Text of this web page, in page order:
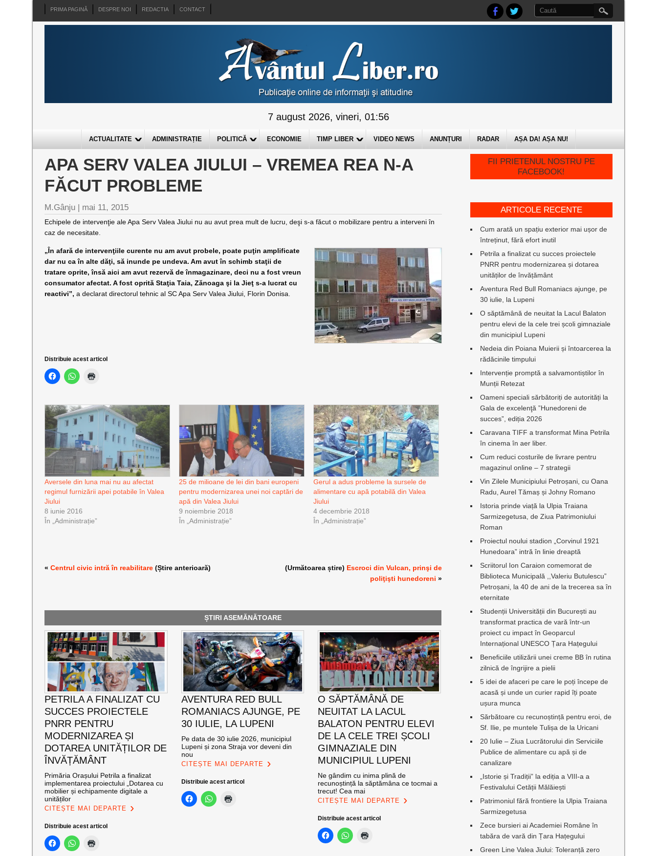
PRIMA PAGINĂ DESPRE NOI REDACTIA CONTACT
7 august 2026, vineri, 01:56
ACTUALITATE ADMINISTRAȚIE POLITICĂ ECONOMIE TIMP LIBER VIDEO NEWS ANUNȚURI RADAR AȘA DA! AȘA NU!
APA SERV VALEA JIULUI – VREMEA REA N-A
FĂCUT PROBLEME
M.Gânju | mai 11, 2015
Echipele de intervenţie ale Apa Serv Valea Jiului nu au avut prea mult de lucru, deşi s-a făcut o mobilizare pentru a interveni în
caz de necesitate.
„În afară de intervenţiile curente nu am avut probele, poate puţin amplificate
dar nu ca în alte dăţi, să inunde pe undeva. Am avut în schimb staţii de
tratare oprite, însă aici am avut rezervă de înmagazinare, deci nu a fost vreun
consumator afectat. A fost oprită Staţia Taia, Zănoaga şi la Jieţ s-a lucrat cu
reactivi”, a declarat directorul tehnic al SC Apa Serv Valea Jiului, Florin Donisa.
Distribuie acest articol
Aversele din luna mai nu au afectat
regimul furnizării apei potabile în Valea
Jiului
8 iunie 2016
În „Administrație”
25 de milioane de lei din bani europeni
pentru modernizarea unei noi captări de
apă din Valea Jiului
9 noiembrie 2018
În „Administrație”
Gerul a adus probleme la sursele de
alimentare cu apă potabilă din Valea
Jiului
4 decembrie 2018
În „Administrație”
«Centrul civic intră în reabilitare (Știre anterioară) (Următoarea știre) Escroci din Vulcan, prinşi de
poliţişti hunedoreni »
ȘTIRI ASEMĂNĂTOARE
PETRILA A FINALIZAT CU
SUCCES PROIECTELE
PNRR PENTRU
MODERNIZAREA ȘI
DOTAREA UNITĂȚILOR DE
ÎNVĂȚĂMÂNT
Primăria Orașului Petrila a finalizat
implementarea proiectului „Dotarea cu
mobilier și echipamente digitale a
unităților
CITEȘTE MAI DEPARTE
Distribuie acest articol
AVENTURA RED BULL
ROMANIACS AJUNGE, PE
30 IULIE, LA LUPENI
Pe data de 30 iulie 2026, municipiul
Lupeni și zona Straja vor deveni din
nou
CITEȘTE MAI DEPARTE
Distribuie acest articol
O SĂPTĂMÂNĂ DE
NEUITAT LA LACUL
BALATON PENTRU ELEVI
DE LA CELE TREI ȘCOLI
GIMNAZIALE DIN
MUNICIPIUL LUPENI
Ne gândim cu inima plină de
recunoștință la săptămâna ce tocmai a
trecut! Cea mai
CITEȘTE MAI DEPARTE
Distribuie acest articol
FII PRIETENUL NOSTRU PE
FACEBOOK!
ARTICOLE RECENTE
Cum arată un spațiu exterior mai ușor de
întreținut, fără efort inutil
Petrila a finalizat cu succes proiectele
PNRR pentru modernizarea și dotarea
unităților de învățământ
Aventura Red Bull Romaniacs ajunge, pe
30 iulie, la Lupeni
O săptămână de neuitat la Lacul Balaton
pentru elevi de la cele trei școli gimnaziale
din municipiul Lupeni
Nedeia din Poiana Muierii și întoarcerea la
rădăcinile timpului
Intervenție promptă a salvamontiștilor în
Munții Retezat
Oameni speciali sărbătoriți de autorități la
Gala de excelenţă ”Hunedoreni de
succes”, ediția 2026
Caravana TIFF a transformat Mina Petrila
în cinema în aer liber.
Cum reduci costurile de livrare pentru
magazinul online – 7 strategii
Vin Zilele Municipiului Petroșani, cu Oana
Radu, Aurel Tămaș și Johny Romano
Istoria prinde viață la Ulpia Traiana
Sarmizegetusa, de Ziua Patrimoniului
Roman
Proiectul noului stadion „Corvinul 1921
Hunedoara” intră în linie dreaptă
Scriitorul Ion Caraion comemorat de
Biblioteca Municipală ,,Valeriu Butulescu”
Petroșani, la 40 de ani de la trecerea sa în
eternitate
Studenții Universității din București au
transformat practica de vară într-un
proiect cu impact în Geoparcul
Internațional UNESCO Țara Hațegului
Beneficiile utilizării unei creme BB în rutina
zilnică de îngrijire a pielii
5 idei de afaceri pe care le poți începe de
acasă și unde un curier rapid îți poate
ușura munca
Sărbătoare cu recunoștință pentru eroi, de
Sf. Ilie, pe muntele Tulișa de la Uricani
20 Iulie – Ziua Lucrătorului din Serviciile
Publice de alimentare cu apă și de
canalizare
„Istorie și Tradiții” la ediția a VIII-a a
Festivalului Cetății Mălăiești
Patrimoniul fără frontiere la Ulpia Traiana
Sarmizegetusa
Zece bursieri ai Academiei Române în
tabăra de vară din Țara Hațegului
Green Line Valea Jiului: Toleranță zero